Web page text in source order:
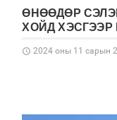
ӨНӨӨДӨР
ХОЙД
schedule 2024 оны 11 сарын 2